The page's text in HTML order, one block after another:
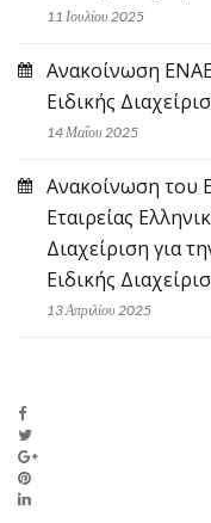
11 Ιουλίου 2025
Ανακοίνωση
Ειδικής
14 Μαΐου 2025
Ανακοίνωση του
Εταιρείας
Διαχείριση για
Ειδικής
13 Απριλίου 2025